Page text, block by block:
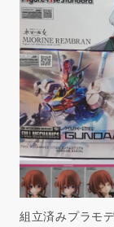
組立済みプラモ